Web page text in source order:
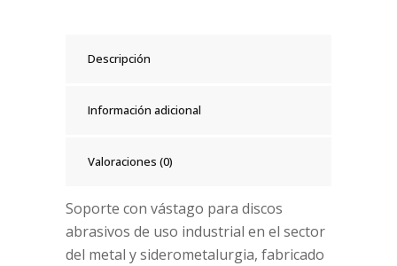
Descripción
Información adicional
Valoraciones (0)
Soporte con vástago para discos
abrasivos de uso industrial en el sector
del metal y siderometalurgia, fabricado